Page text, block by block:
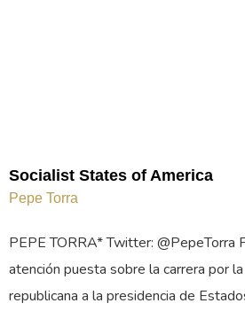
Socialist States of America
Pepe Torra
PEPE TORRA* Twitter: @PepeTorra
atención puesta sobre la carrera por
republicana a la presidencia de